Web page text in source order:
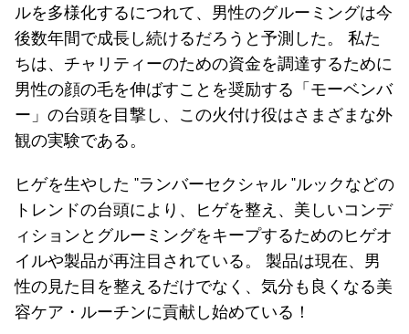
ルを多様化するにつれて、男性のグルーミングは今
後数年間で成長し続けるだろうと予測した。 私た
ちは、チャリティーのための資金を調達するために
男性の顔の毛を伸ばすことを奨励する「モーベンバ
ー」の台頭を目撃し、この火付け役はさまざまな外
観の実験である。
ヒゲを生やした "ランバーセクシャル "ルックなどの
トレンドの台頭により、ヒゲを整え、美しいコンデ
ィションとグルーミングをキープするためのヒゲオ
イルや製品が再注目されている。 製品は現在、男
性の見た目を整えるだけでなく、気分も良くなる美
容ケア・ルーチンに貢献し始めている！